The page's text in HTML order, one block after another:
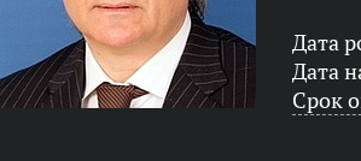
Дата
Дата
Срок